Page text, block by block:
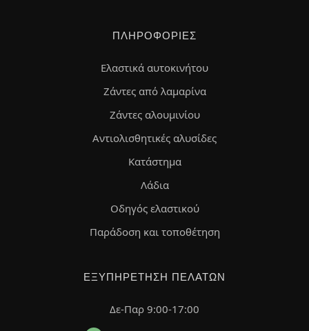
ΠΛΗΡΟΦΟΡΊΕΣ
Ελαστικά αυτοκινήτου
Ζάντες από λαμαρίνα
Ζάντες αλουμινίου
Αντιολισθητικές αλυσίδες
Κατάστημα
Λάδια
Οδηγός ελαστικού
Παράδοση και τοποθέτηση
ΕΞΥΠΗΡΈΤΗΣΗ ΠΕΛΑΤΏΝ
Δε-Παρ 9:00-17:00